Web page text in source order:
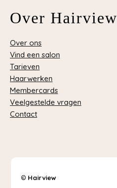
Over Hairview
Over ons
Vind een salon
Tarieven
Haarwerken
Membercards
Veelgestelde vragen
Contact
© Hairview